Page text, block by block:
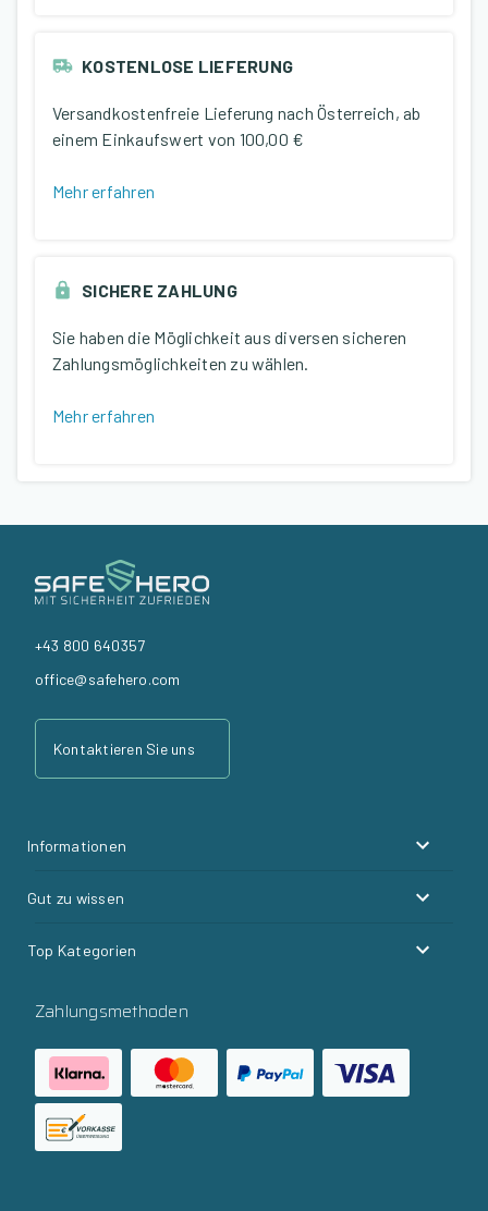
KOSTENLOSE LIEFERUNG
Versandkostenfreie Lieferung nach Österreich, ab
einem Einkaufswert von 100,00 €
Mehr erfahren
SICHERE ZAHLUNG
Sie haben die Möglichkeit aus diversen sicheren
Zahlungsmöglichkeiten zu wählen.
Mehr erfahren
+43 800 640357
office@safehero.com
Kontaktieren Sie uns
Informationen
Gut zu wissen
Top Kategorien
Zahlungsmethoden